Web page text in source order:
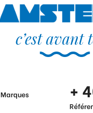
c’est avant
Marques +